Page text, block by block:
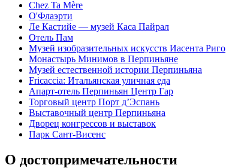
Chez Ta Mère
О'Флаэрти
Ле Кастийе — музей Каса Пайрал
Отель Пам
Музей изобразительных искусств Иасента Риго
Монастырь Минимов в Перпиньяне
Музей естественной истории Перпиньяна
Fricaccia: Итальянская уличная еда
Апарт-отель Перпиньян Центр Гар
Торговый центр Порт д’Эспань
Выставочный центр Перпиньяна
Дворец конгрессов и выставок
Парк Сант-Висенс
О достопримечательности